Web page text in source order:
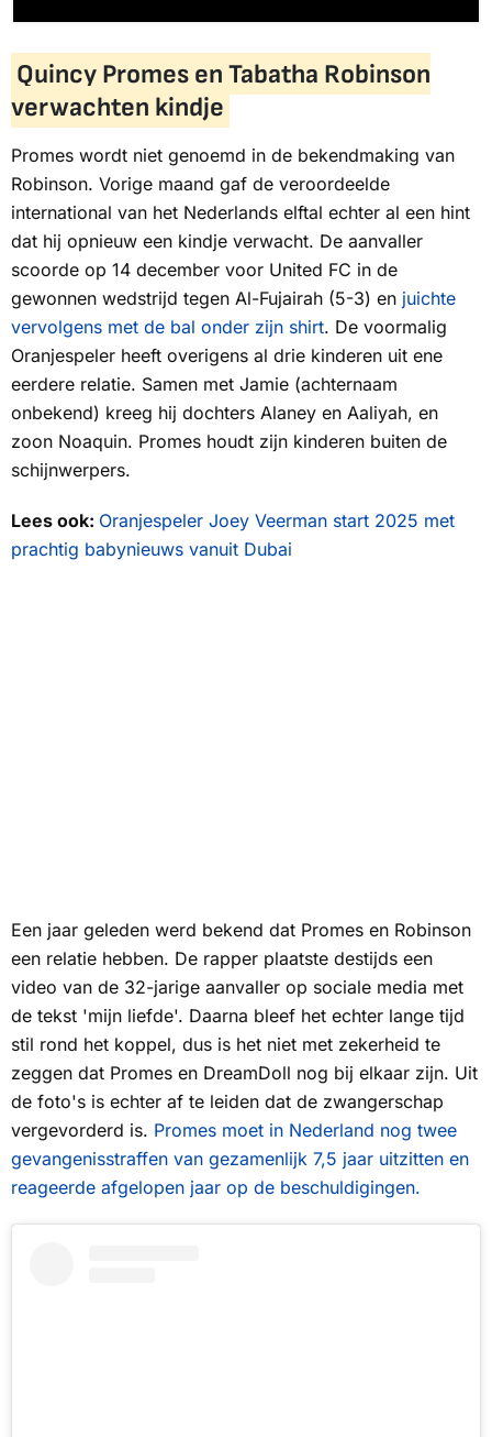
Quincy Promes en Tabatha Robinson
verwachten kindje
Promes wordt niet genoemd in de bekendmaking van
Robinson. Vorige maand gaf de veroordeelde
international van het Nederlands elftal echter al een hint
dat hij opnieuw een kindje verwacht. De aanvaller
scoorde op 14 december voor United FC in de
gewonnen wedstrijd tegen Al-Fujairah (5-3) en juichte
vervolgens met de bal onder zijn shirt. De voormalig
Oranjespeler heeft overigens al drie kinderen uit ene
eerdere relatie. Samen met Jamie (achternaam
onbekend) kreeg hij dochters Alaney en Aaliyah, en
zoon Noaquin. Promes houdt zijn kinderen buiten de
schijnwerpers.
Lees ook: Oranjespeler Joey Veerman start 2025 met
prachtig babynieuws vanuit Dubai
Een jaar geleden werd bekend dat Promes en Robinson
een relatie hebben. De rapper plaatste destijds een
video van de 32-jarige aanvaller op sociale media met
de tekst 'mijn liefde'. Daarna bleef het echter lange tijd
stil rond het koppel, dus is het niet met zekerheid te
zeggen dat Promes en DreamDoll nog bij elkaar zijn. Uit
de foto's is echter af te leiden dat de zwangerschap
vergevorderd is. Promes moet in Nederland nog twee
gevangenisstraffen van gezamenlijk 7,5 jaar uitzitten en
reageerde afgelopen jaar op de beschuldigingen.